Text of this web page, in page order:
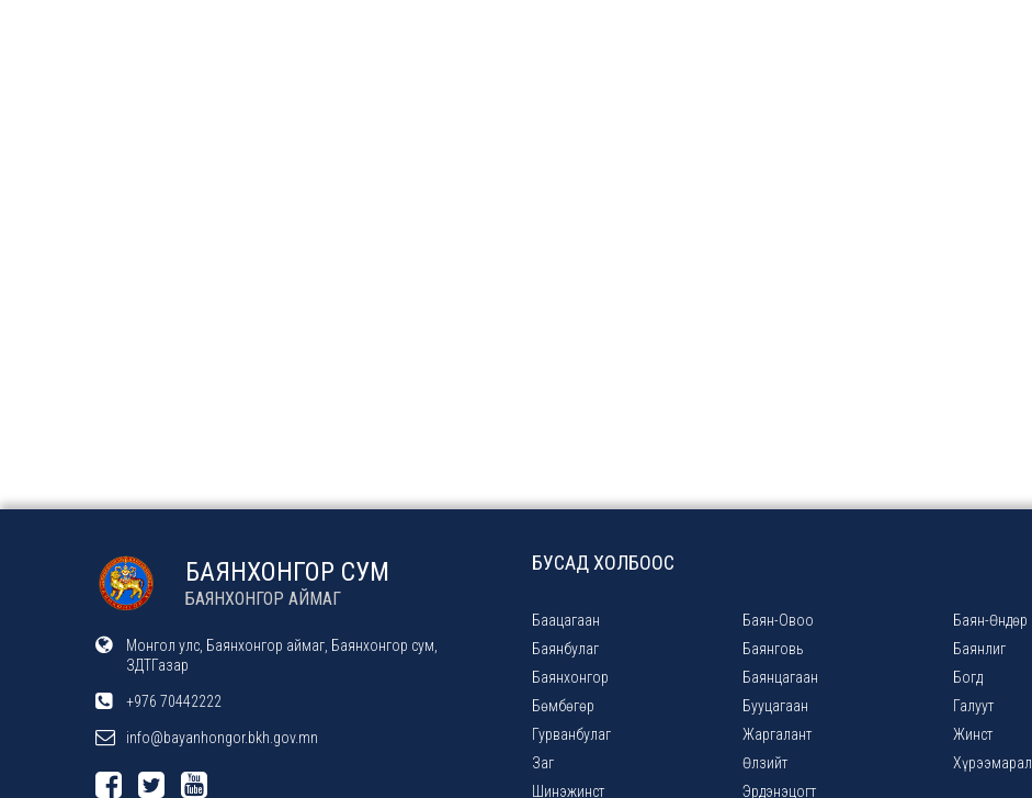
БАЯНХОНГОР СУМ
БАЯНХОНГОР АЙМАГ
Монгол улс, Баянхонгор аймаг, Баянхонгор сум,
ЗДТГазар
+976 70442222
info@bayanhongor.bkh.gov.mn
БУСАД ХОЛБООС
Баацагаан Баян-Овоо
Баян-Өндөр
Баянбулаг
Баянговь
Баянлиг
Баянхонгор
Баянцагаан
Богд
Бөмбөгөр
Бууцагаан
Галуут
Гурванбулаг
Жаргалант
Жинст
Заг
Өлзийт
Хүрээмарал
Шинэжинст
Эрдэнэцогт